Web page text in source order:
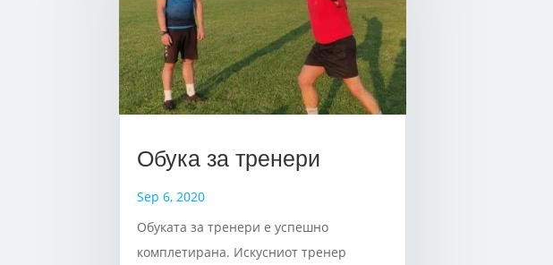
Обука за тренери
Sep 6, 2020
Обуката за тренери е успешно
комплетирана. Искусниот тренер